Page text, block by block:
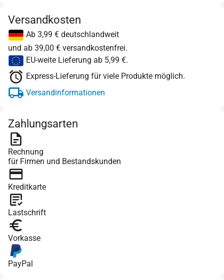
Versandkosten
Ab 3,99 € deutschlandweit
und ab 39,00 € versandkostenfrei.
EU-weite Lieferung ab 5,99 €.
Express-Lieferung für viele Produkte möglich.
Versandinformationen
Zahlungsarten
Rechnung
für Firmen und Bestandskunden
Kreditkarte
Lastschrift
Vorkasse
PayPal